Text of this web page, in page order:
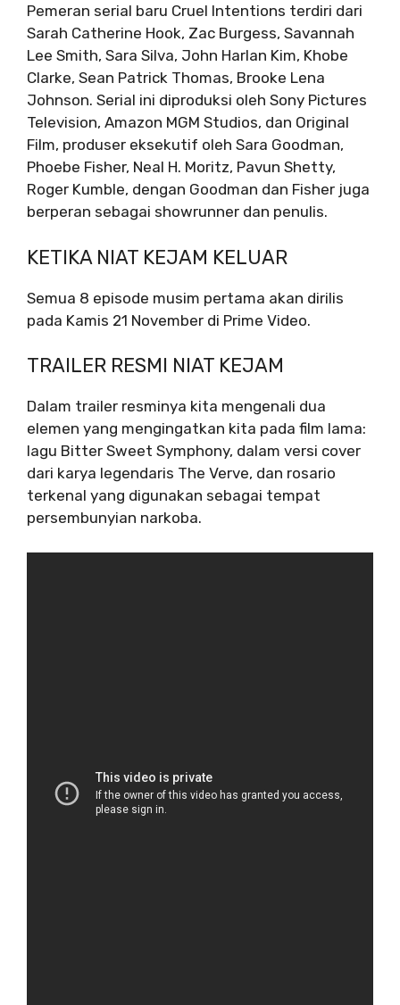
Pemeran serial baru Cruel Intentions terdiri dari
Sarah Catherine Hook, Zac Burgess, Savannah
Lee Smith, Sara Silva, John Harlan Kim, Khobe
Clarke, Sean Patrick Thomas, Brooke Lena
Johnson. Serial ini diproduksi oleh Sony Pictures
Television, Amazon MGM Studios, dan Original
Film, produser eksekutif oleh Sara Goodman,
Phoebe Fisher, Neal H. Moritz, Pavun Shetty,
Roger Kumble, dengan Goodman dan Fisher juga
berperan sebagai showrunner dan penulis.
KETIKA NIAT KEJAM KELUAR
Semua 8 episode musim pertama akan dirilis
pada Kamis 21 November di Prime Video.
TRAILER RESMI NIAT KEJAM
Dalam trailer resminya kita mengenali dua
elemen yang mengingatkan kita pada film lama:
lagu Bitter Sweet Symphony, dalam versi cover
dari karya legendaris The Verve, dan rosario
terkenal yang digunakan sebagai tempat
persembunyian narkoba.